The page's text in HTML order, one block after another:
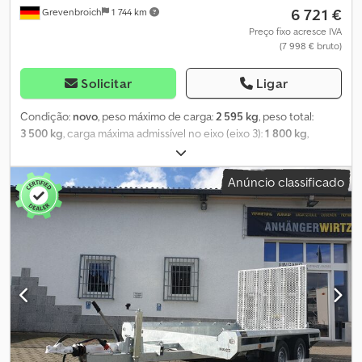
Grevenbroich 1 744 km 6 721 €
Preço fixo acresce IVA
(7 998 € bruto)
Solicitar Ligar
Condição: novo, peso máximo de carga:2 595 kg, peso total:
3 500 kg, carga máxima admissível no eixo (eixo 3):1 800 kg,
comprimento do espaço de carga:
de carga:1 800 mm, Ano de fabrico:2026, ANHÄNGERWIRTZ - o
mercado online para retirar seu novo reboque oferece marcas
de renome! Mais de 850 reboques novos em estoque Mais de 130
reboques usados disponíveis constantemente Exemplo sem
compromisso: Modelo novo 2026, modelo especial com 3 x 1800
kg eixos – enquanto durarem os estoques! Vlemmix Trailers
Multitransporter Toeflader 400x180x34 3500kg Tridem semi-
rebaixado baixo com chassi em V, 3 eixos de 1800kg com
suspensão de borracha, rodas de aço pretas, pneus de perfil
baixo, plataforma de aço galvanizada com pintura a pó totalmente
preta, piso de multiplex, rampa traseira de 150cm com assistência
de elevação preta, suporte de conchas, argolas DIN, roda de
Anúncio classificado